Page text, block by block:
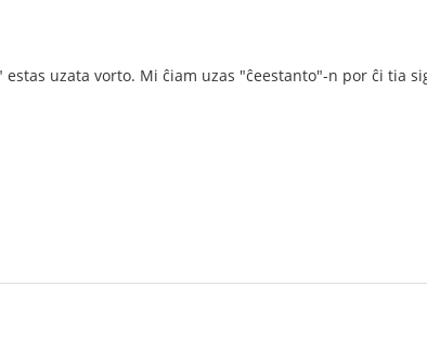
estas uzata vorto. Mi ĉiam uzas "ĉeestanto"-n por ĉi tia